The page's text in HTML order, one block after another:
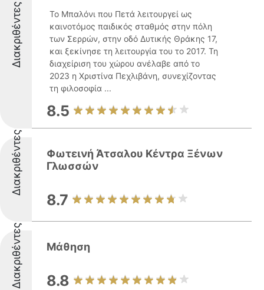
Διακριθέντες
Το Μπαλόνι που Πετά λειτουργεί ως
καινοτόμος παιδικός σταθμός στην πόλη
των Σερρών, στην οδό Δυτικής Θράκης 17,
και ξεκίνησε τη λειτουργία του το 2017. Τη
διαχείριση του χώρου ανέλαβε από το
2023 η Χριστίνα Πεχλιβάνη, συνεχίζοντας
τη φιλοσοφία ...
8.5
Διακριθέντες
Φωτεινή Άτσαλου Κέντρα Ξένων
Γλωσσών
8.7
Διακριθέντες Μάθηση
8.8